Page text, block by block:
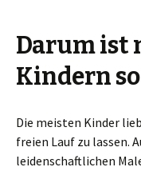
Darum ist
Kindern
Die meisten Kinder
freien Lauf zu lassen.
leidenschaftlichen